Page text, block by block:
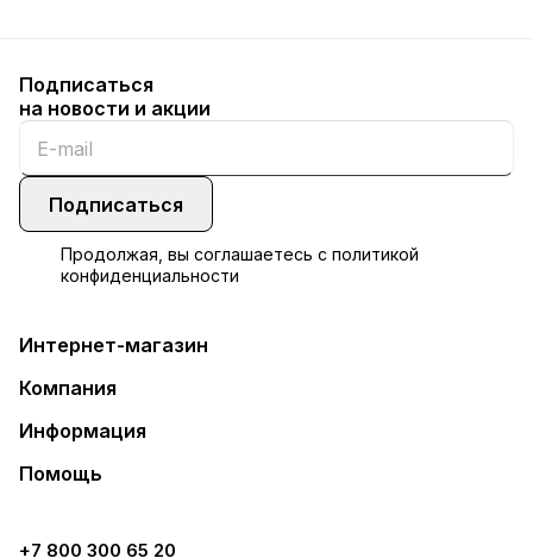
Подписаться
на новости и акции
Подписаться
Продолжая, вы соглашаетесь с политикой
конфиденциальности
Интернет-магазин
Компания
Информация
Помощь
+7 800 300 65 20